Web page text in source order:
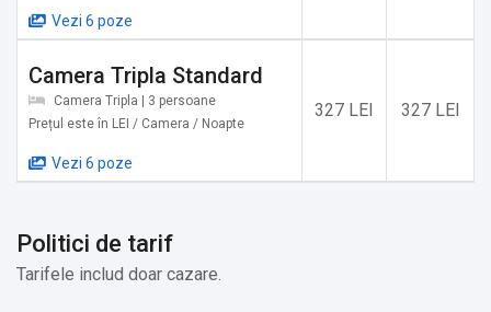
✔️ Etaje superioare accesibile doar pe scări
Vezi 6 poze
Camera Tripla Standard
Camera Tripla | 3 persoane
Prețul este în LEI / Camera / Noapte
Vezi 6 poze
327 LEI 327 LEI
Politici de tarif
Tarifele includ doar cazare.